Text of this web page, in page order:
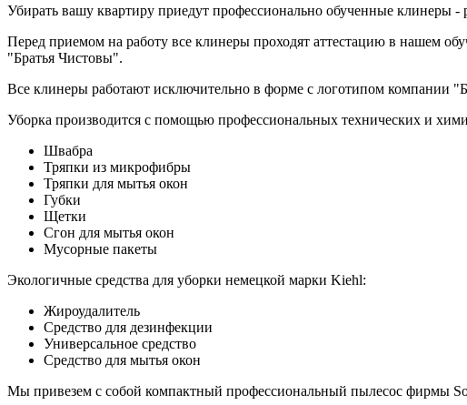
Убирать вашу квартиру приедут профессионально обученные клинеры -
Перед приемом на работу все клинеры проходят аттестацию в нашем
"Братья Чистовы".
Все клинеры работают исключительно в форме с логотипом компании
Уборка производится с помощью профессиональных технических и
Швабра
Тряпки из микрофибры
Тряпки для мытья окон
Губки
Щетки
Сгон для мытья окон
Мусорные пакеты
Экологичные средства для уборки немецкой марки Kiehl:
Жироудалитель
Средство для дезинфекции
Универсальное средство
Средство для мытья окон
Мы привезем с собой компактный профессиональный пылесос фирмы